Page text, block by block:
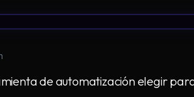
de automatización elegir